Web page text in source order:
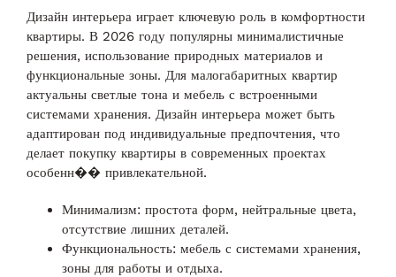
Дизайн интерьера играет ключевую роль в комфортности
квартиры. В 2026 году популярны минималистичные
решения, использование природных материалов и
функциональные зоны. Для малогабаритных квартир
актуальны светлые тона и мебель с встроенными
системами хранения. Дизайн интерьера может быть
адаптирован под индивидуальные предпочтения, что
делает покупку квартиры в современных проектах
особенн�� привлекательной.
Минимализм: простота форм, нейтральные цвета,
отсутствие лишних деталей.
Функциональность: мебель с системами хранения,
зоны для работы и отдыха.